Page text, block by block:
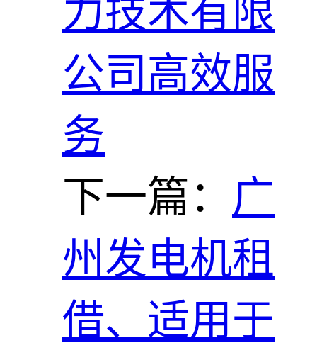
力技术有限
公司高效服
务
下一篇： 广
州发电机租
借、适用于